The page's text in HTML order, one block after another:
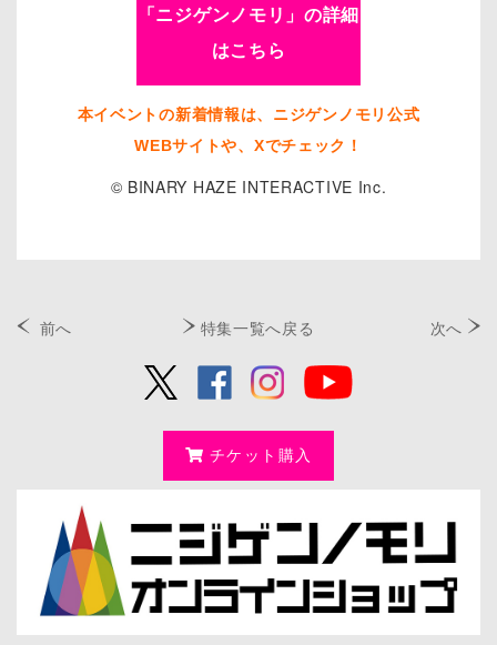
「ニジゲンノモリ」の詳細
はこちら
本イベントの新着情報は、ニジゲンノモリ公式
WEBサイトや、Xでチェック！
© BINARY HAZE INTERACTIVE Inc.
前へ 特集一覧へ戻る 次へ
チケット購入